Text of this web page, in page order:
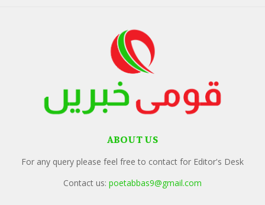
ABOUT US
For any query please feel free to contact for Editor's Desk
Contact us: poetabbas9@gmail.com